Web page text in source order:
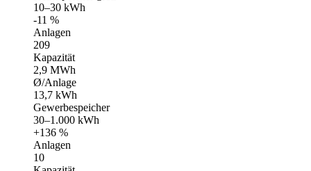
10–30 kWh
-11 %
Anlagen
209
Kapazität
2,9 MWh
Ø/Anlage
13,7 kWh
Gewerbespeicher
30–1.000 kWh
+136 %
Anlagen
10